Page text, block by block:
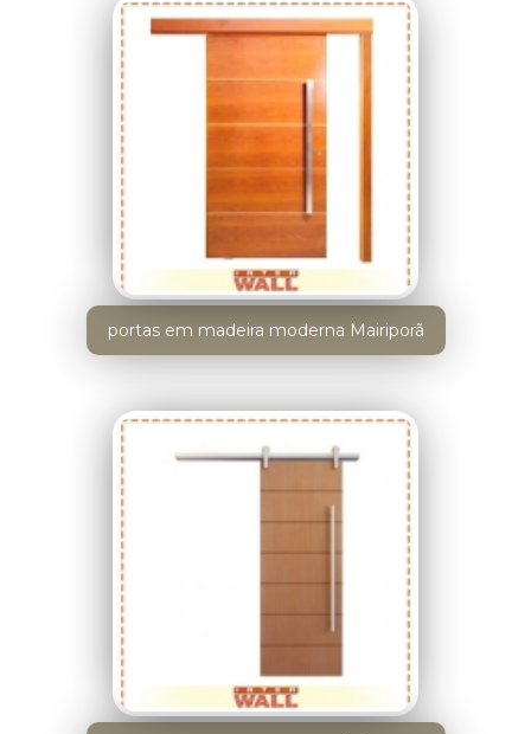
portas em madeira moderna Mairiporã